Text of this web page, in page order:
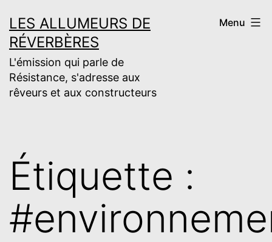
au
contenu
LES ALLUMEURS DE
RÉVERBÈRES
L'émission qui parle de
Résistance, s'adresse aux
rêveurs et aux constructeurs
Menu
Étiquette :